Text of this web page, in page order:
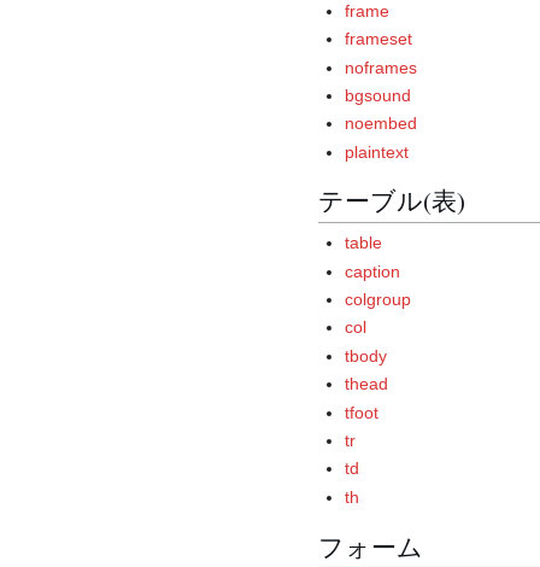
frame
frameset
noframes
bgsound
noembed
plaintext
テーブル(表)
table
caption
colgroup
col
tbody
thead
tfoot
tr
td
th
フォーム